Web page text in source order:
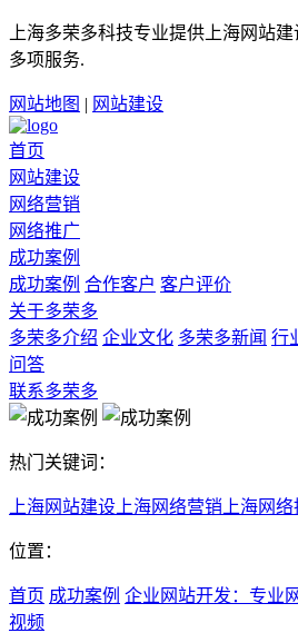
上海多荣多科技专业提供上海网站
多项服务.
网站地图 | 网站建设
首页
网站建设
网络营销
网络推广
成功案例
成功案例 合作客户 客户评价
关于多荣多
多荣多介绍 企业文化 多荣多新闻 行
问答
联系多荣多
热门关键词：
上海网站建设 上海网络营销 上海网
位置：
首页 成功案例 企业网站开发：专业
视频